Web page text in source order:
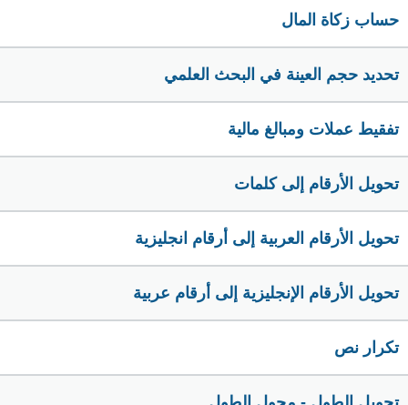
حساب زكاة المال
تحديد حجم العينة في البحث العلمي
تفقيط عملات ومبالغ مالية
تحويل الأرقام إلى كلمات
تحويل الأرقام العربية إلى أرقام انجليزية
تحويل الأرقام الإنجليزية إلى أرقام عربية
تكرار نص